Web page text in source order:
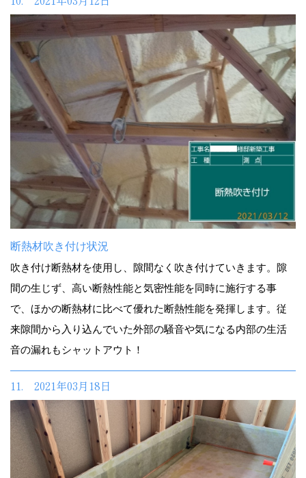
断熱材吹き付け状況
吹き付け断熱材を使用し、隙間なく吹き付けていきます。隙
間の生じず、高い断熱性能と気密性能を同時に施行する事
で、ほかの断熱材に比べて優れた断熱性能を発揮します。従
来隙間から入り込んでいた外部の騒音や気になる内部の生活
音の漏れもシャットアウト！
11. 2021年03月18日